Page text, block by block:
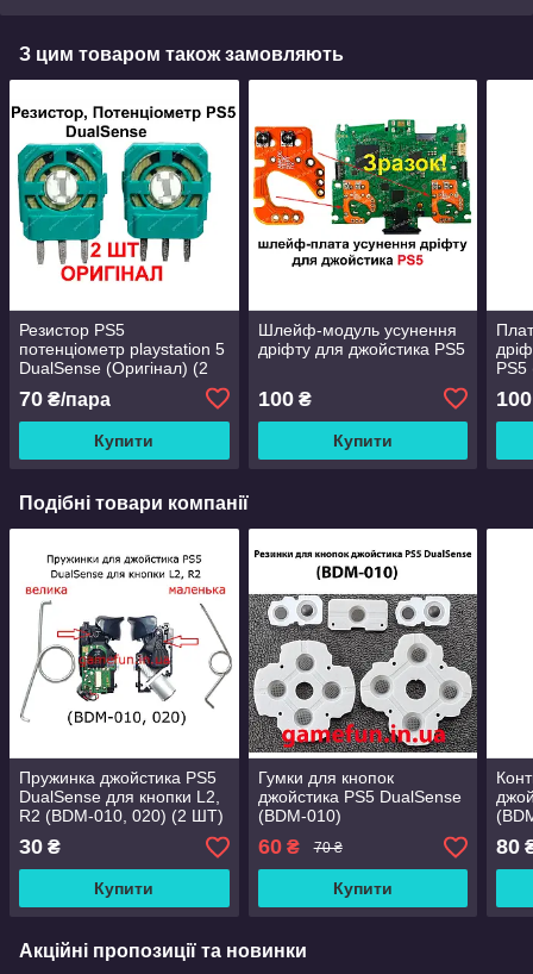
З цим товаром також замовляють
Резистор PS5
потенціометр playstation 5
DualSense (Оригінал) (2
70 ₴/пара
Купити
Шлейф-модуль усунення
дріфту для джойстика PS5
100₴
Купити
PS5
100
Подібні товари компанії
Пружинка джойстика PS5
DualSense для кнопки L2,
R2 (BDM-010, 020) (2 ШТ)
30 ₴
Купити
Гумки для кнопок
джойстика PS5 DualSense
(BDM-010)
60₴ 70 ₴
Купити
80
Акційні пропозиції та новинки